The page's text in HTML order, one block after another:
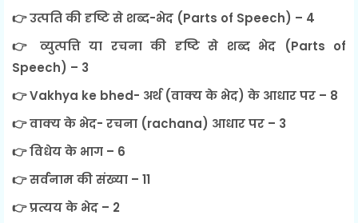
👉 उत्पति की दृष्टि से शब्द-भेद (Parts of Speech) – 4
👉 व्युत्पत्ति या रचना की दृष्टि से शब्द भेद (Parts of
Speech) – 3
👉 Vakhya ke bhed- अर्थ (वाक्य के भेद) के आधार पर – 8
👉 वाक्य के भेद- रचना (rachana) आधार पर – 3
👉 विधेय के भाग – 6
👉 सर्वनाम की संख्या – 11
👉 प्रत्यय के भेद – 2